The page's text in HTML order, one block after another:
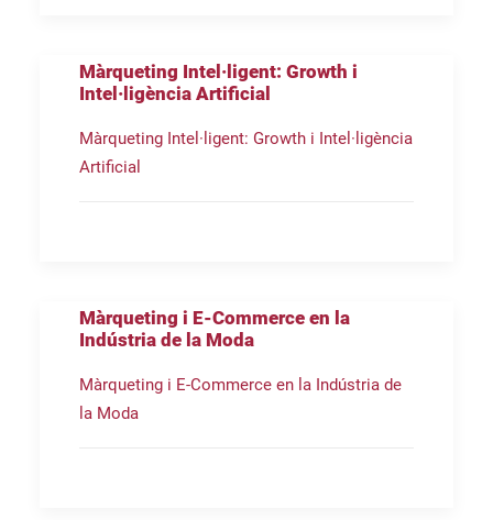
Màrqueting Intel·ligent: Growth i
Intel·ligència Artificial
Màrqueting Intel·ligent: Growth i Intel·ligència
Artificial
Màrqueting i E-Commerce en la
Indústria de la Moda
Màrqueting i E-Commerce en la Indústria de
la Moda